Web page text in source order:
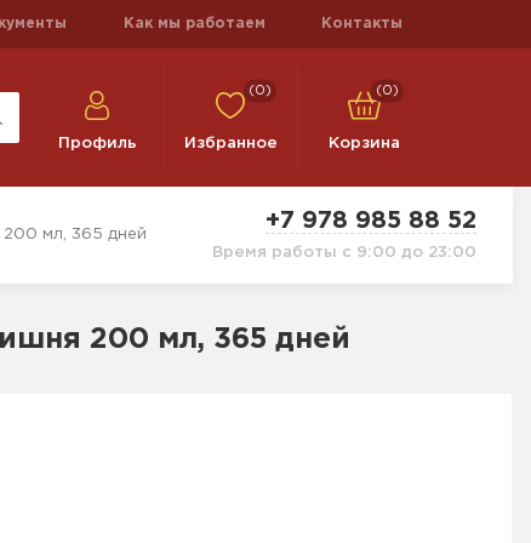
Как мы работаем Контакты
Профиль
(0)
Избранное
(0)
Корзина
мл, 365 дней
+7 978 985 88 52
Время работы с 9:00 до 23:00
200 мл, 365 дней